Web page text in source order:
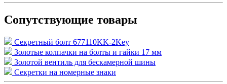
Сопутствующие товары
Секретный болт 677110KK-2Key
Золотые колпачки на болты и гайки 17 мм
Золотой вентиль для бескамерной шины
Секретки на номерные знаки